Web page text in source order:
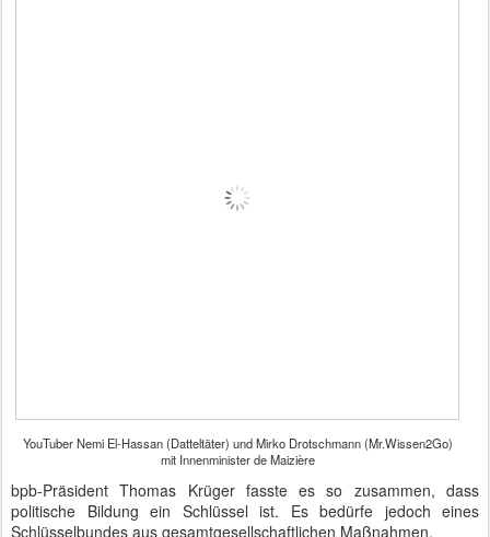
YouTuber Nemi El-Hassan (Datteltäter) und Mirko Drotschmann (Mr.Wissen2Go)
mit Innenminister de Maizière
bpb-Präsident Thomas Krüger fasste es so zusammen, dass
politische Bildung ein Schlüssel ist. Es bedürfe jedoch eines
Schlüsselbundes aus gesamtgesellschaftlichen Maßnahmen.